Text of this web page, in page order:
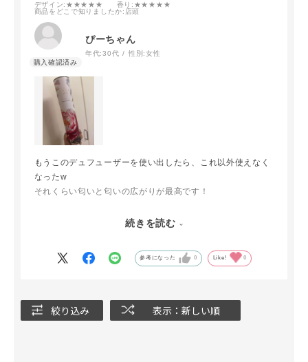
デザイン:★★★★★ 香り :★★★★★
商品をどこで知りましたか:店頭
ぴーちゃん
年代:30代 性別:女性
もうこのデュフューザーを使い出したら、これ以外使えなく
なったw
それくらい匂いと匂いの広がりが最高です！
見た目もシンプルでスタイリッシュだからどこに置いても馴
続きを読む
参考になった 0 Like! 0
絞り込み 表示：新しい順